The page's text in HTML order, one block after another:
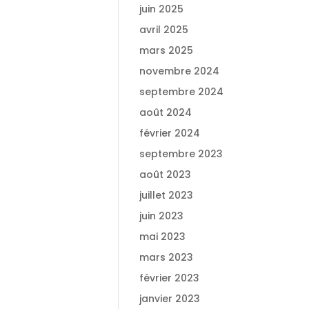
juin 2025
avril 2025
mars 2025
novembre 2024
septembre 2024
août 2024
février 2024
septembre 2023
août 2023
juillet 2023
juin 2023
mai 2023
mars 2023
février 2023
janvier 2023